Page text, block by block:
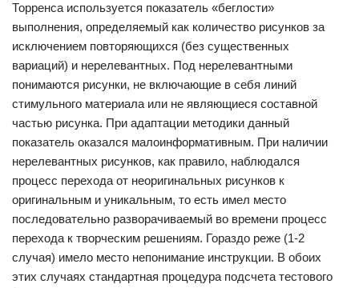
Торренса используется показатель «беглости»
выполнения, определяемый как количество рисунков за
исключением повторяющихся (без существенных
вариаций) и нерелевантных. Под нерелевантными
понимаются рисунки, не включающие в себя линий
стимульного материала или не являющиеся составной
частью рисунка. При адаптации методики данный
показатель оказался малоинформативным. При наличии
нерелевантных рисунков, как правило, наблюдался
процесс перехода от неоригинальных рисунков к
оригинальным и уникальным, то есть имел место
последовательно разворачиваемый во времени процесс
перехода к творческим решениям. Гораздо реже (1-2
случая) имело место непонимание инструкции. В обоих
этих случаях стандартная процедура подсчета тестового